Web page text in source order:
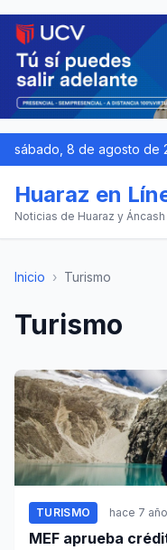
sábado, 8 de agosto de
Huaraz en
Noticias de Huaraz y Áncash
Inicio › Turismo
Turismo
TURISMO hace 7
MEF aprueba